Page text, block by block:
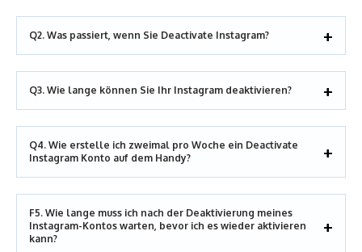
Q2. Was passiert, wenn Sie Deactivate Instagram?
Q3. Wie lange können Sie Ihr Instagram deaktivieren?
Q4. Wie erstelle ich zweimal pro Woche ein Deactivate
Instagram Konto auf dem Handy?
F5. Wie lange muss ich nach der Deaktivierung meines
Instagram-Kontos warten, bevor ich es wieder aktivieren
kann?